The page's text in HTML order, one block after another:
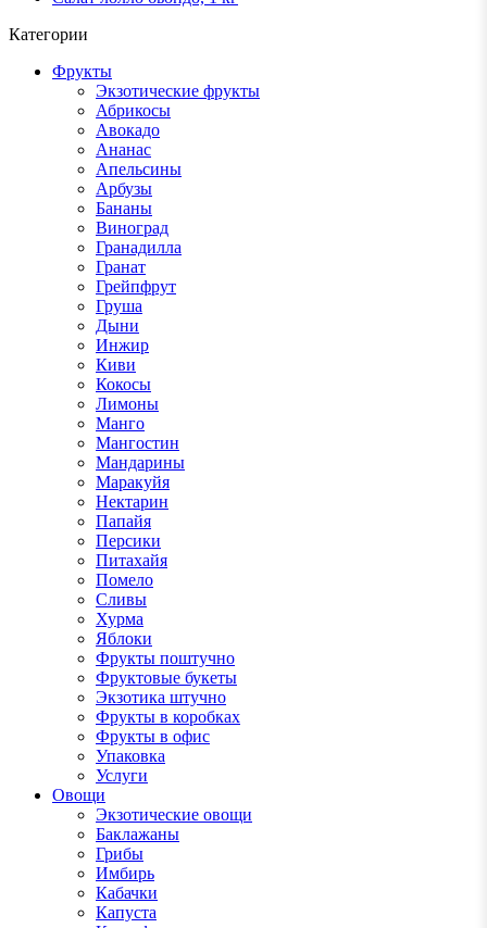
Категории
Фрукты
Экзотические фрукты
Абрикосы
Авокадо
Ананас
Апельсины
Арбузы
Бананы
Виноград
Гранадилла
Гранат
Грейпфрут
Груша
Дыни
Инжир
Киви
Кокосы
Лимоны
Манго
Мангостин
Мандарины
Маракуйя
Нектарин
Папайя
Персики
Питахайя
Помело
Сливы
Хурма
Яблоки
Фрукты поштучно
Фруктовые букеты
Экзотика штучно
Фрукты в коробках
Фрукты в офис
Упаковка
Услуги
Овощи
Экзотические овощи
Баклажаны
Грибы
Имбирь
Кабачки
Капуста